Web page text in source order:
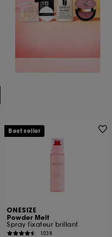
ONESIZE
Powder Melt
Spray fixateur brillant
1038
Best seller